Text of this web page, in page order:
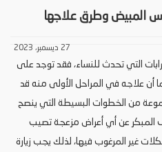
المبيض وطرق علاجها
27 ديسمبر، 2023
التي تحدث للنساء، فقد توجد على
علاجه في المراحل الأولى منه قد
من الخطوات البسيطة التي ينصح
المبكر عن أي أعراض مزعجة تصيب
غير المرغوب فيها، لذلك يجب زيارة